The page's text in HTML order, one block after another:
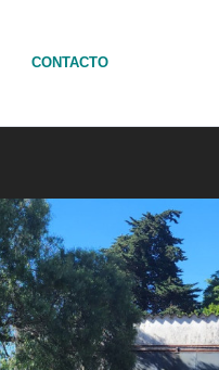
CONTACTO